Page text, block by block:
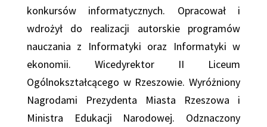
konkursów informatycznych. Opracował i
wdrożył do realizacji autorskie programów
nauczania z Informatyki oraz Informatyki w
ekonomii. Wicedyrektor II Liceum
Ogólnokształcącego w Rzeszowie. Wyróżniony
Nagrodami Prezydenta Miasta Rzeszowa i
Ministra Edukacji Narodowej. Odznaczony